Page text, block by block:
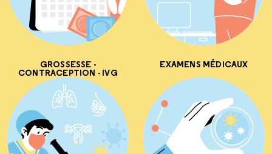
GROSSESSE -
CONTRACEPTION - IVG
EXAMENS MÉDICAUX